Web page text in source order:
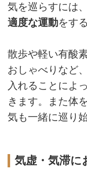
気を巡らすには
適度な運動をす
散歩や軽い有酸
おしゃべりなど
入れることによ
きます。また体
気も一緒に巡り
気虚・気滞に